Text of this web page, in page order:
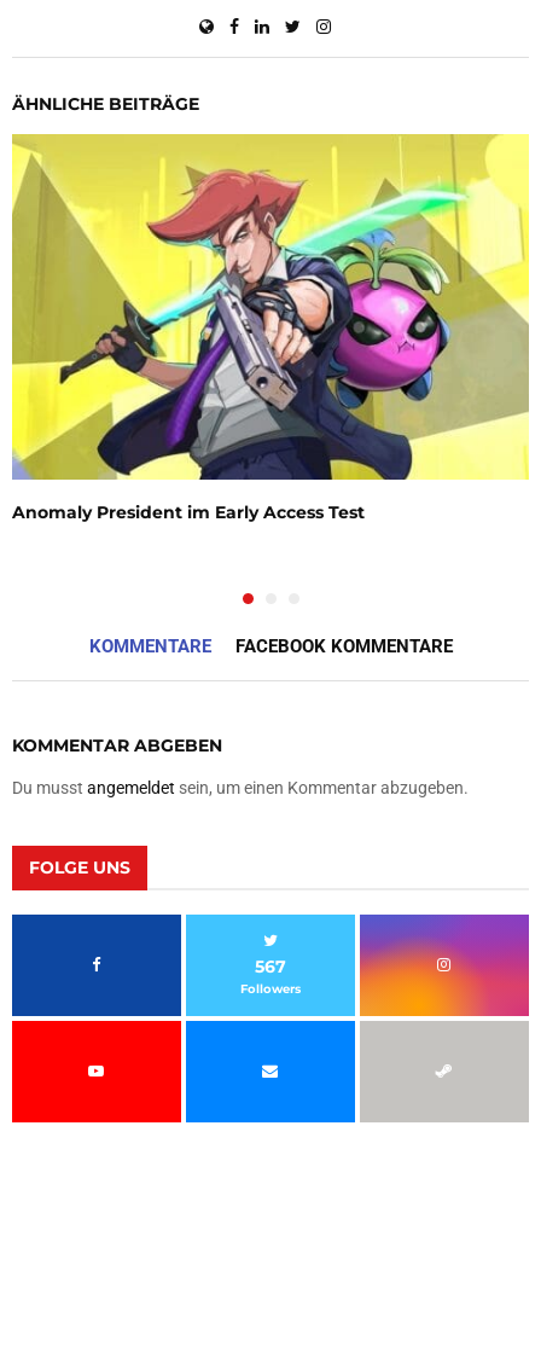
ÄHNLICHE BEITRÄGE
Anomaly President im Early Access Test
KOMMENTARE FACEBOOK KOMMENTARE
KOMMENTAR ABGEBEN
Du musst angemeldet sein, um einen Kommentar abzugeben.
FOLGE UNS
567
Followers